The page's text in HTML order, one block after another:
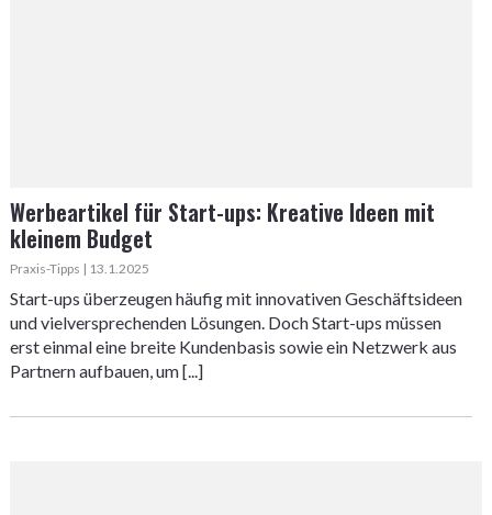
Werbeartikel für Start-ups: Kreative Ideen mit
kleinem Budget
Praxis-Tipps | 13.1.2025
Start-ups überzeugen häufig mit innovativen Geschäftsideen
und vielversprechenden Lösungen. Doch Start-ups müssen
erst einmal eine breite Kundenbasis sowie ein Netzwerk aus
Partnern aufbauen, um [...]